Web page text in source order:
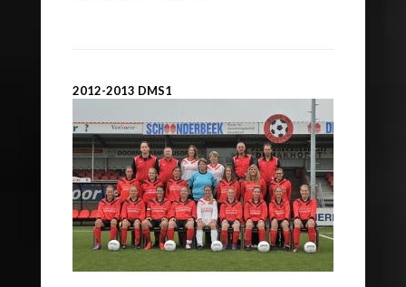
2012-2013 DMS1